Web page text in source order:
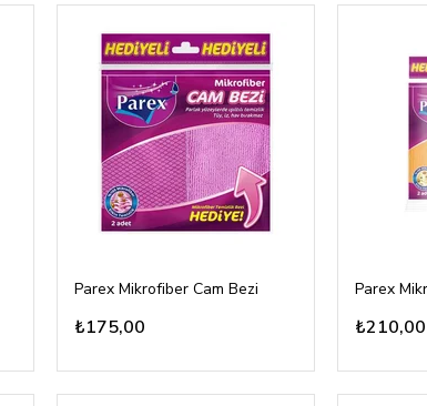
Parex Mikrofiber Cam Bezi
₺175,00
Parex
₺210,00